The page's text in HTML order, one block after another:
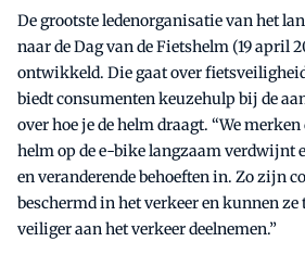
De grootste ledenorganisatie van het
naar de Dag van de Fietshelm (19 april
ontwikkeld. Die gaat over
biedt consumenten keuzehulp bij de
over hoe je de helm draagt. “We
helm op de e-bike langzaam verdwijnt
en veranderende behoeften in. Zo zijn
beschermd in het verkeer en kunnen
veiliger aan het verkeer deelnemen.”